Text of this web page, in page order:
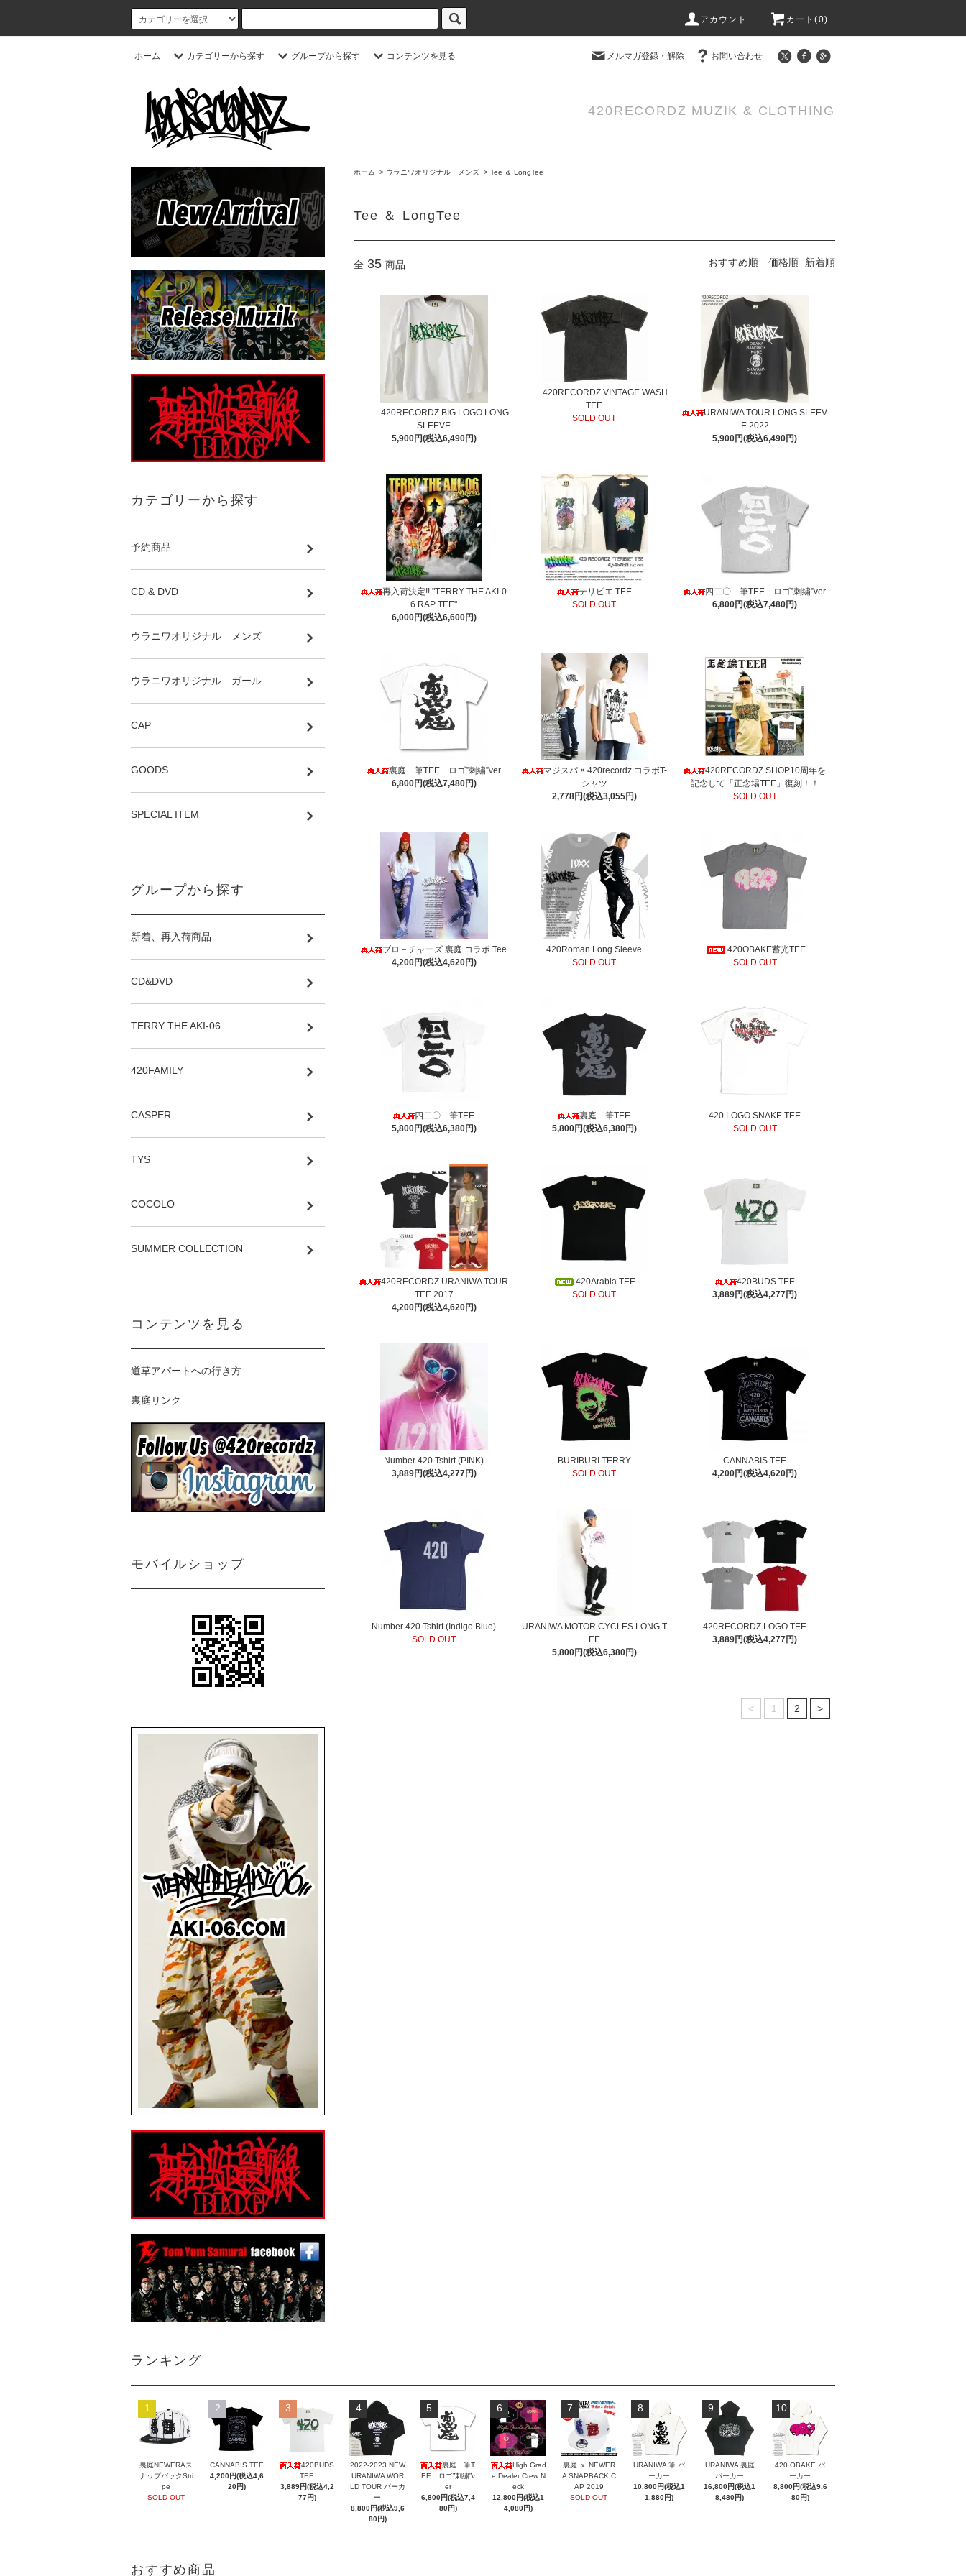
アカウント カート(0)
ホーム カテゴリーから探す グループから探す コンテンツを見る メルマガ登録・解除 お問い合わせ
420RECORDZ MUZIK & CLOTHING
ホーム > ウラニワオリジナル メンズ > Tee ＆ LongTee
Tee ＆ LongTee
全 35 商品 おすすめ順 価格順 新着順
420RECORDZ BIG LOGO LONG
SLEEVE
5,900円(税込6,490円)
420RECORDZ VINTAGE WASH
TEE
SOLD OUT
URANIWA TOUR LONG SLEEV
E 2022
5,900円(税込6,490円)
再入荷決定!! "TERRY THE AKI-0
6 RAP TEE"
6,000円(税込6,600円)
テリビエ TEE
SOLD OUT
四二〇 筆TEE ロゴ”刺繍”ver
6,800円(税込7,480円)
裏庭 筆TEE ロゴ”刺繍”ver
6,800円(税込7,480円)
マジスパ × 420recordz コラボT-
シャツ
2,778円(税込3,055円)
420RECORDZ SHOP10周年を
記念して「正念場TEE」復刻！！
SOLD OUT
ブロ－チャーズ 裏庭 コラボ Tee
4,200円(税込4,620円)
420Roman Long Sleeve
SOLD OUT
420OBAKE蓄光TEE
SOLD OUT
四二〇 筆TEE
5,800円(税込6,380円)
裏庭 筆TEE
5,800円(税込6,380円)
420 LOGO SNAKE TEE
SOLD OUT
420RECORDZ URANIWA TOUR
TEE 2017
4,200円(税込4,620円)
420Arabia TEE
SOLD OUT
420BUDS TEE
3,889円(税込4,277円)
Number 420 Tshirt (PINK)
3,889円(税込4,277円)
BURIBURI TERRY
SOLD OUT
CANNABIS TEE
4,200円(税込4,620円)
Number 420 Tshirt (Indigo Blue)
SOLD OUT
URANIWA MOTOR CYCLES LONG T
EE
5,800円(税込6,380円)
420RECORDZ LOGO TEE
3,889円(税込4,277円)
< 1 2 >
カテゴリーから探す
予約商品
CD & DVD
ウラニワオリジナル メンズ
ウラニワオリジナル ガール
CAP
GOODS
SPECIAL ITEM
グループから探す
新着、再入荷商品
CD&DVD
TERRY THE AKI-06
420FAMILY
CASPER
TYS
COCOLO
SUMMER COLLECTION
コンテンツを見る
道草アパートへの行き方
裏庭リンク
モバイルショップ
ランキング
1
裏庭NEWERAス
ナップバックStri
pe
SOLD OUT
2
CANNABIS TEE
4,200円(税込4,6
20円)
3
420BUDS
TEE
3,889円(税込4,2
77円)
4
2022-2023 NEW
URANIWA WOR
LD TOUR パーカ
ー
8,800円(税込9,6
80円)
5
裏庭 筆T
EE ロゴ”刺繍”v
er
6,800円(税込7,4
80円)
6
High Grad
e Dealer Crew N
eck
12,800円(税込1
4,080円)
7
裏庭 ｘ NEWER
A SNAPBACK C
AP 2019
SOLD OUT
8
URANIWA 筆 パ
ーカー
10,800円(税込1
1,880円)
9
URANIWA 裏庭
パーカー
16,800円(税込1
8,480円)
10
420 OBAKE パ
ーカー
8,800円(税込9,6
80円)
おすすめ商品